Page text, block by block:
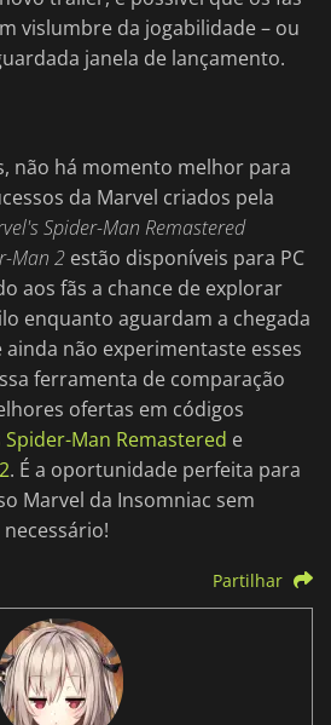
vislumbre da jogabilidade – ou
janela de lançamento.
não há momento melhor para
da Marvel criados pela
Spider-Man Remastered
Man 2 estão disponíveis para PC
aos fãs a chance de explorar
enquanto aguardam a chegada
ainda não experimentaste esses
ferramenta de comparação
ofertas em códigos
Spider-Man Remastered e
. É a oportunidade perfeita para
Marvel da Insomniac sem
Partilhar